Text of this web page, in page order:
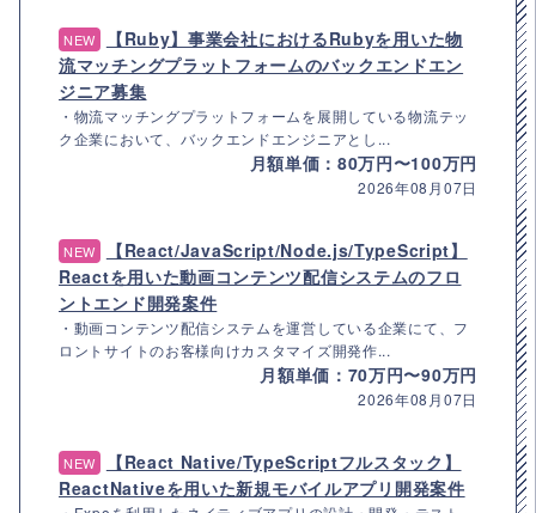
NEW
【Ruby】事業会社におけるRubyを用いた物
流マッチングプラットフォームのバックエンドエン
ジニア募集
・物流マッチングプラットフォームを展開している物流テッ
ク企業において、バックエンドエンジニアとし...
月額単価：80万円〜100万円
2026年08月07日
NEW
【React/JavaScript/Node.js/TypeScript】
Reactを用いた動画コンテンツ配信システムのフロ
ントエンド開発案件
・動画コンテンツ配信システムを運営している企業にて、フ
ロントサイトのお客様向けカスタマイズ開発作...
月額単価：70万円〜90万円
2026年08月07日
NEW
【React Native/TypeScriptフルスタック】
ReactNativeを用いた新規モバイルアプリ開発案件